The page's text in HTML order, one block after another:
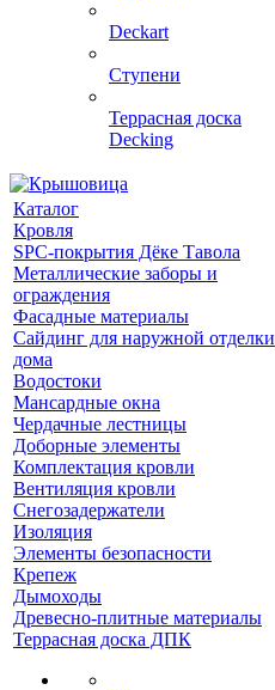
Deckart
Ступени
Террасная доска
Decking
Каталог
Кровля
SPC-покрытия Дёке Тавола
Металлические заборы и
ограждения
Фасадные материалы
Сайдинг для наружной отделки
дома
Водостоки
Мансардные окна
Чердачные лестницы
Доборные элементы
Комплектация кровли
Вентиляция кровли
Снегозадержатели
Изоляция
Элементы безопасности
Крепеж
Дымоходы
Древесно-плитные материалы
Террасная доска ДПК